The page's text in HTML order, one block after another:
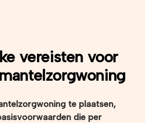
vereisten voor
te plaatsen,
die per